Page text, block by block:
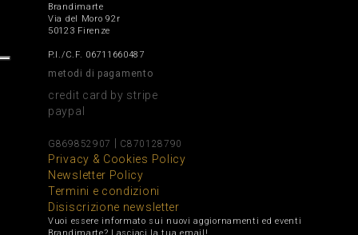
Brandimarte
Via del Moro 92r
50123 Firenze
P.I./C.F. 06711660487
metodi di pagamento
credit card by stripe
paypal
G869852907 C870128790
Privacy & Cookies Policy
Newsletter Policy
Termini e condizioni
Disiscrizione newsletter
Vuoi essere informato sui nuovi aggiornamenti ed eventi
Brandimarte? Lasciaci la tua email!